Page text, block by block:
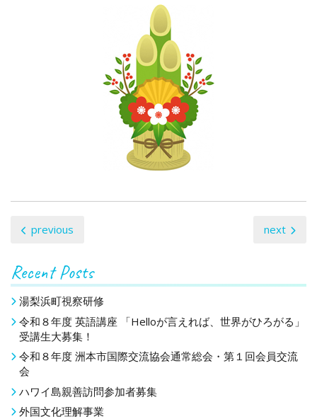
投
ナ
ビ
ゲ
ー
シ
ョ
previous next
Recent Posts
湯梨浜町視察研修
令和８年度 英語講座 「Helloが言えれば、世界がひろがる」
受講生大募集！
令和８年度 洲本市国際交流協会通常総会・第１回会員交流
会
ハワイ島親善訪問参加者募集
外国文化理解事業